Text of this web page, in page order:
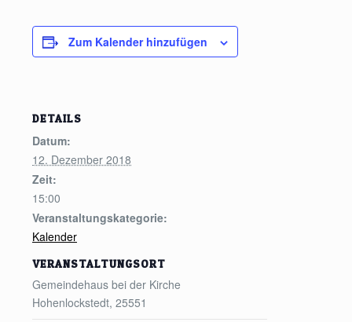
Zum Kalender hinzufügen
DETAILS
Datum:
12. Dezember 2018
Zeit:
15:00
Veranstaltungskategorie:
Kalender
VERANSTALTUNGSORT
Gemeindehaus bei der Kirche
Hohenlockstedt, 25551